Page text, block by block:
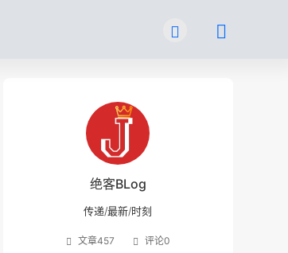
绝客BLog
传递/最新/时刻
文章457 评论0